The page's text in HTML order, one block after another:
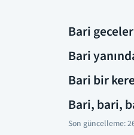
Bari
Bari
Bari bir
Bari, bari,
Son güncelleme: